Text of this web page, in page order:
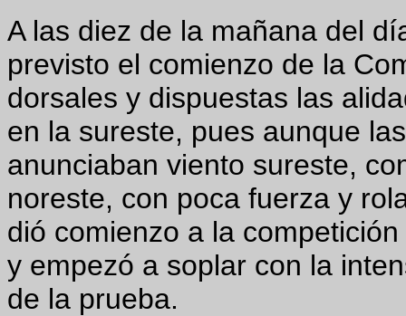
A las diez de la mañana del
previsto el comienzo de la
dorsales y dispuestas las
en la sureste, pues aunque
anunciaban viento sureste,
noreste, con poca fuerza y
dió comienzo a la
y empezó a soplar con la
de la prueba.